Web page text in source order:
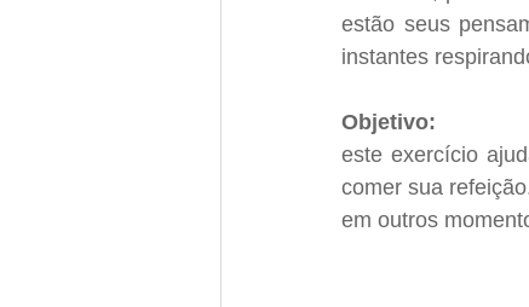
estão seus
instantes
Objetivo:
este exercício
comer sua
em outros